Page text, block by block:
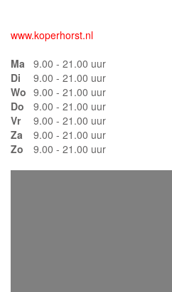
www.koperhorst.nl
Ma
9.00 - 21.00 uur
Di
9.00 - 21.00 uur
Wo 9.00 - 21.00 uur
Do
9.00 - 21.00 uur
Vr
9.00 - 21.00 uur
Za
9.00 - 21.00 uur
Zo
9.00 - 21.00 uur